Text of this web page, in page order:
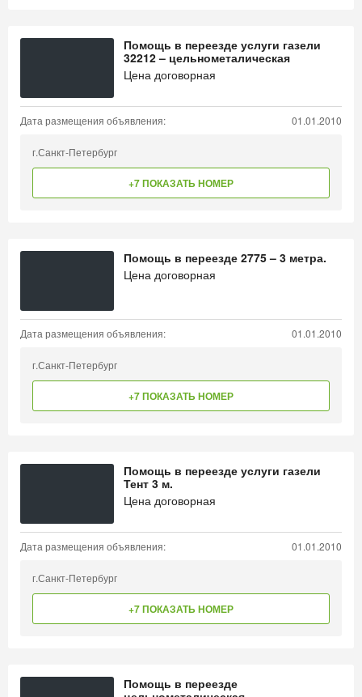
Помощь в переезде услуги газели
32212 – цельнометалическая
Цена договорная
Дата размещения объявления: 01.01.2010
г.Санкт-Петербург
+7 ПОКАЗАТЬ НОМЕР
Помощь в переезде 2775 – 3 метра.
Цена договорная
Дата размещения объявления: 01.01.2010
г.Санкт-Петербург
+7 ПОКАЗАТЬ НОМЕР
Помощь в переезде услуги газели
Тент 3 м.
Цена договорная
Дата размещения объявления: 01.01.2010
г.Санкт-Петербург
+7 ПОКАЗАТЬ НОМЕР
Помощь в переезде